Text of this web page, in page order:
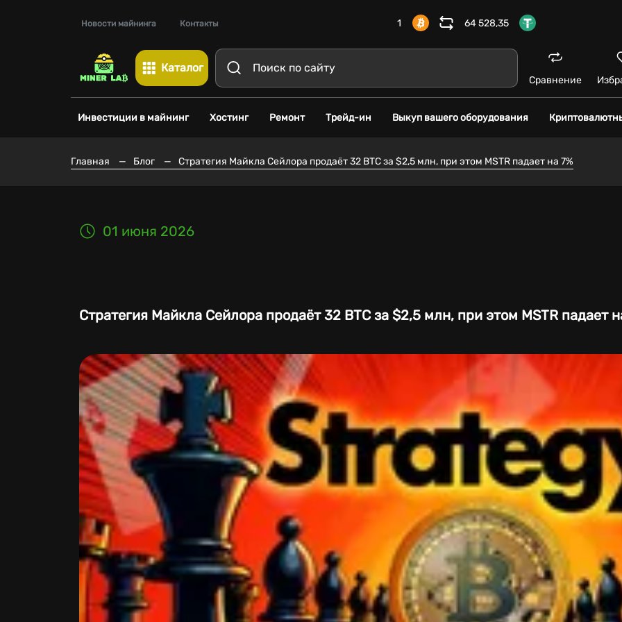
Новости майнинга Контакты 1 64 528,35
Каталог
Сравнение
Инвестиции в майнинг Хостинг Ремонт Трейд-ин Выкуп вашего оборудования
Главная — Блог — Стратегия Майкла Сейлора продаёт 32 BTC за $2,5 млн, при этом MSTR падает на 7%
01 июня 2026
Стратегия Майкла Сейлора продаёт 32 BTC за $2,5 млн, при этом MSTR падает